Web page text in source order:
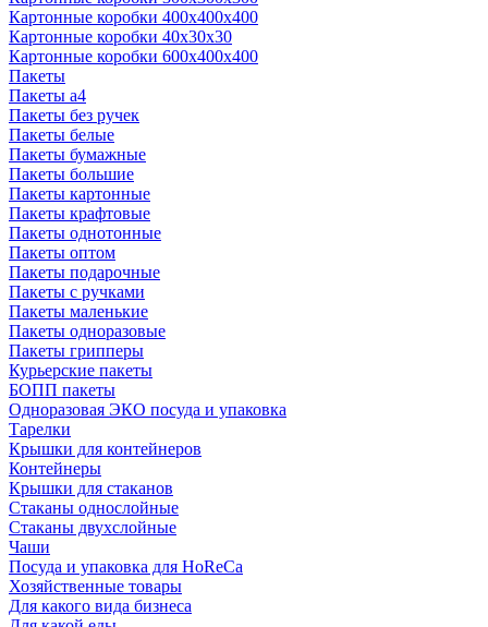
Картонные коробки 400x400x400
Картонные коробки 40x30x30
Картонные коробки 600x400x400
Пакеты
Пакеты а4
Пакеты без ручек
Пакеты белые
Пакеты бумажные
Пакеты большие
Пакеты картонные
Пакеты крафтовые
Пакеты однотонные
Пакеты оптом
Пакеты подарочные
Пакеты с ручками
Пакеты маленькие
Пакеты одноразовые
Пакеты грипперы
Курьерские пакеты
БОПП пакеты
Одноразовая ЭКО посуда и упаковка
Тарелки
Крышки для контейнеров
Контейнеры
Крышки для стаканов
Стаканы однослойные
Стаканы двухслойные
Чаши
Посуда и упаковка для HoReCa
Хозяйственные товары
Для какого вида бизнеса